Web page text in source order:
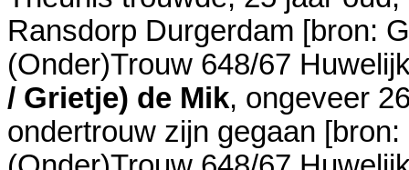
Ransdorp Durgerdam [bron:
(Onder)Trouw 648/67
/ Grietje) de Mik, ongeveer
ondertrouw zijn gegaan [